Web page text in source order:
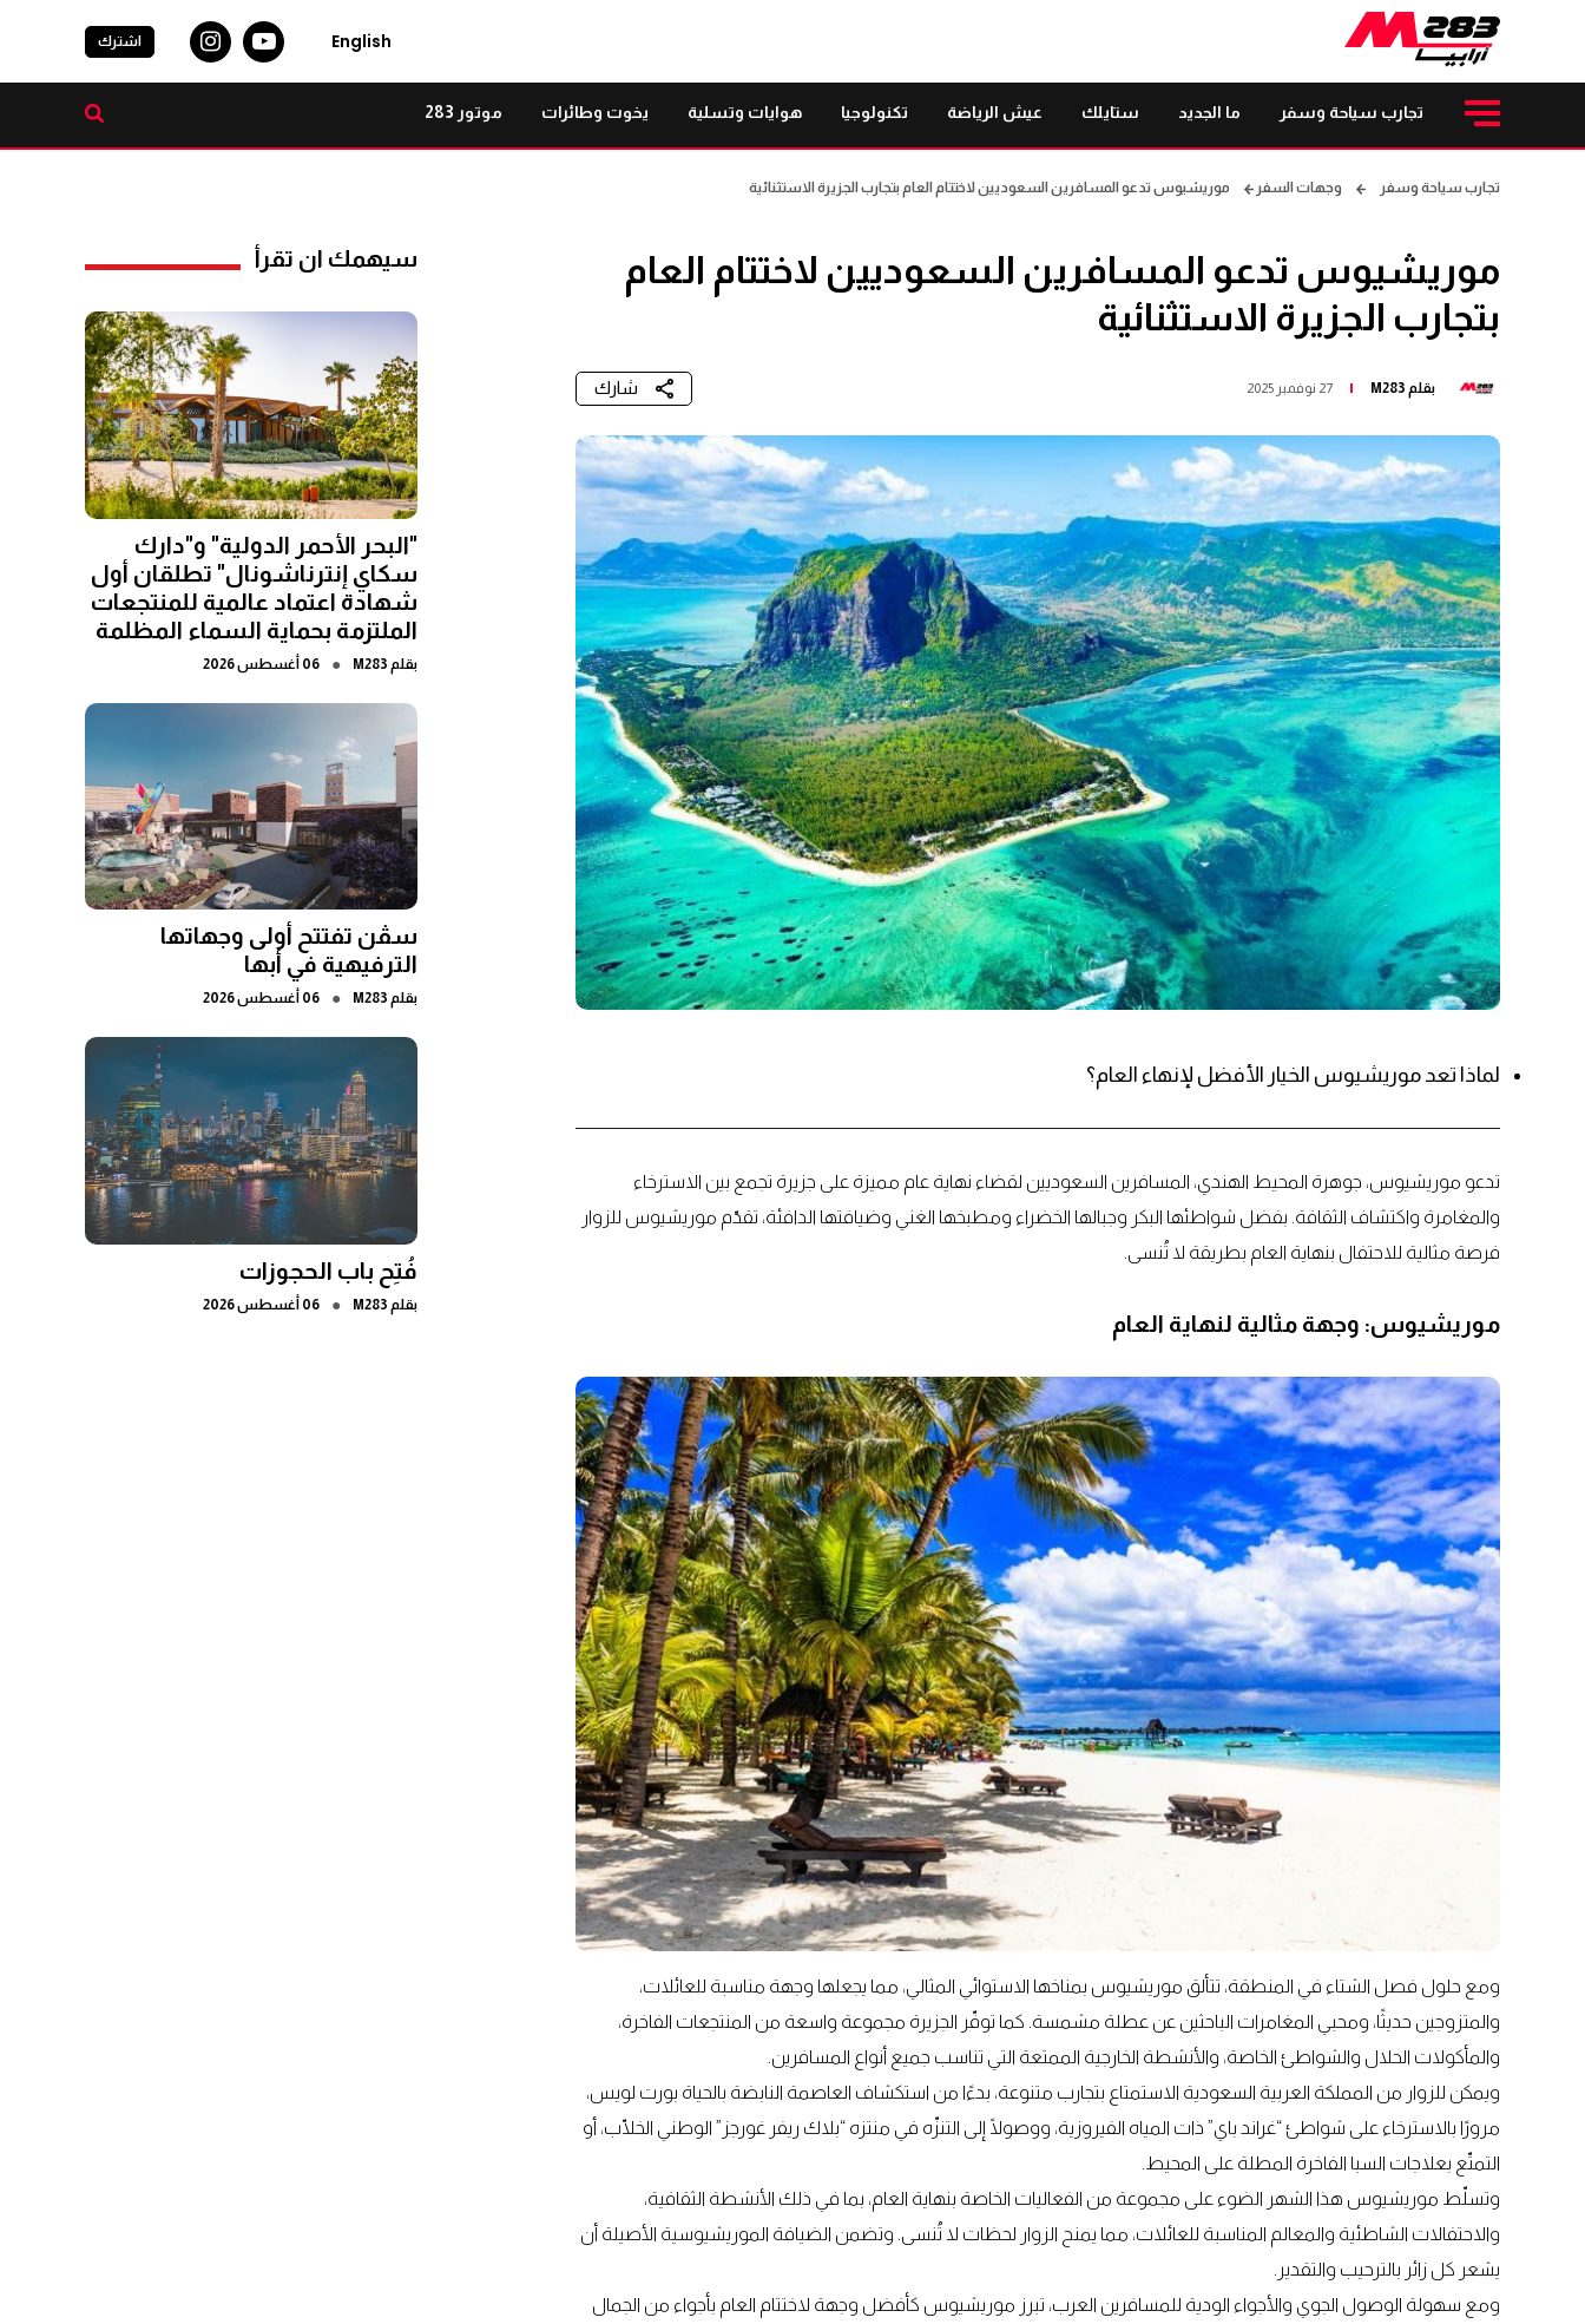
English اشترك
تجارب سياحة وسفر ما الجديد ستايلك عيش الرياضة تكنولوجيا هوايات وتسلية يخوت وطائرات موتور 283
تجارب سياحة وسفر وجهات السفر موريشيوس تدعو المسافرين السعوديين لاختتام العام بتجارب الجزيرة الاستثنائية
موريشيوس تدعو المسافرين السعوديين لاختتام العام
بتجارب الجزيرة الاستثنائية
بقلم M283 27 نوفمبر 2025 شارك
لماذا تعد موريشيوس الخيار الأفضل لإنهاء العام؟
تدعو موريشيوس، جوهرة المحيط الهندي، المسافرين السعوديين لقضاء نهاية عام مميزة على جزيرة تجمع بين الاسترخاء
والمغامرة واكتشاف الثقافة. بفضل شواطئها البكر وجبالها الخضراء ومطبخها الغني وضيافتها الدافئة، تقدّم موريشيوس للزوار
فرصة مثالية للاحتفال بنهاية العام بطريقة لا تُنسى.
موريشيوس: وجهة مثالية لنهاية العام
ومع حلول فصل الشتاء في المنطقة، تتألق موريشيوس بمناخها الاستوائي المثالي، مما يجعلها وجهة مناسبة للعائلات،
والمتزوجين حديثًا، ومحبي المغامرات الباحثين عن عطلة مشمسة. كما توفّر الجزيرة مجموعة واسعة من المنتجعات الفاخرة،
والمأكولات الحلال والشواطئ الخاصة، والأنشطة الخارجية الممتعة التي تناسب جميع أنواع المسافرين.
ويمكن للزوار من المملكة العربية السعودية الاستمتاع بتجارب متنوعة، بدءًا من استكشاف العاصمة النابضة بالحياة بورت لويس،
مرورًا بالاسترخاء على شواطئ “غراند باي” ذات المياه الفيروزية، ووصولًا إلى التنزّه في منتزه “بلاك ريفر غورجز” الوطني الخلّاب، أو
التمتّع بعلاجات السبا الفاخرة المطلة على المحيط.
وتسلّط موريشيوس هذا الشهر الضوء على مجموعة من الفعاليات الخاصة بنهاية العام، بما في ذلك الأنشطة الثقافية،
والاحتفالات الشاطئية والمعالم المناسبة للعائلات، مما يمنح الزوار لحظات لا تُنسى. وتضمن الضيافة الموريشيوسية الأصيلة أن
يشعر كل زائر بالترحيب والتقدير.
ومع سهولة الوصول الجوي والأجواء الودية للمسافرين العرب، تبرز موريشيوس كأفضل وجهة لاختتام العام بأجواء من الجمال
سيهمك ان تقرأ
"البحر الأحمر الدولية" و"دارك
سكاي إنترناشونال" تطلقان أول
شهادة اعتماد عالمية للمنتجعات
الملتزمة بحماية السماء المظلمة
بقلم M283
● 06 أغسطس 2026
سڤن تفتتح أولى وجهاتها
الترفيهية في أبها
بقلم M283
● 06 أغسطس 2026
فُتِح باب الحجوزات
بقلم M283
● 06 أغسطس 2026